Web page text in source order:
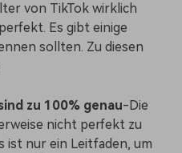
von TikTok wirklich
Es gibt einige
sollten. Zu diesen
zu 100% genau-Die
nicht perfekt zu
ist nur ein Leitfaden, um